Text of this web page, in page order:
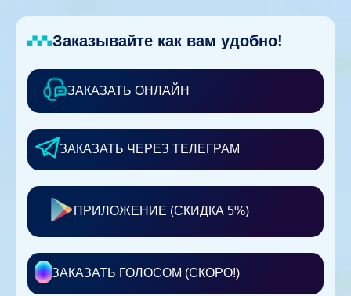
Заказывайте как вам удобно!
ЗАКАЗАТЬ ОНЛАЙН
ЗАКАЗАТЬ ЧЕРЕЗ ТЕЛЕГРАМ
ПРИЛОЖЕНИЕ (СКИДКА 5%)
ЗАКАЗАТЬ ГОЛОСОМ (СКОРО!)